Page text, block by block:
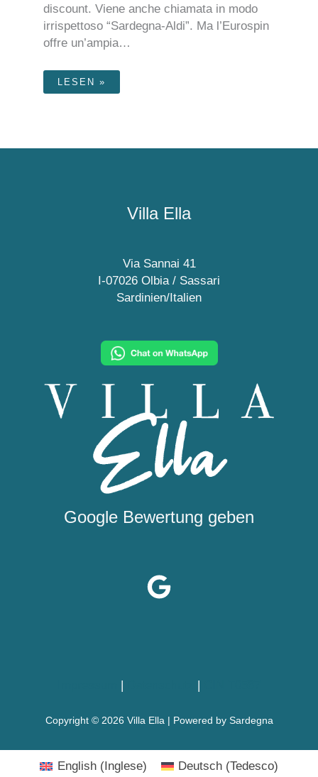
discount. Viene anche chiamata in modo
irrispettoso “Sardegna-Aldi”. Ma l’Eurospin
offre un’ampia…
LESEN »
Villa Ella
Via Sannai 41
I-07026 Olbia / Sassari
Sardinien/Italien
Google Bewertung geben
| |
Copyright © 2026 Villa Ella | Powered by Sardegna
English(Inglese) Deutsch (Tedesco)